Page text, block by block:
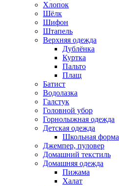
Хлопок
Шёлк
Шифон
Штапель
Верхняя одежда
Дублёнка
Куртка
Пальто
Плащ
Батист
Водолазка
Галстук
Головной убор
Горнолыжная одежда
Детская одежда
Школьная форма
Джемпер, пуловер
Домашний текстиль
Домашняя одежда
Пижама
Халат